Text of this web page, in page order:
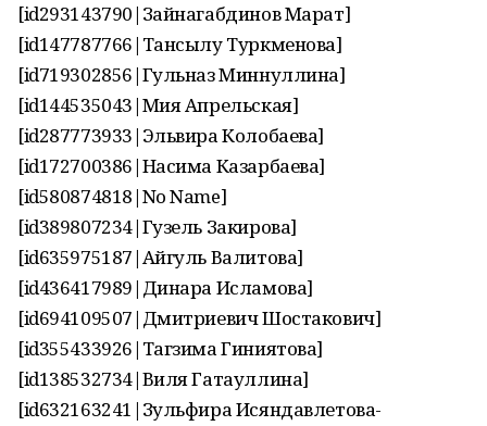
[id293143790|Зайнагабдинов Марат]
[id147787766|Тансылу Туркменова]
[id719302856|Гульназ Миннуллина]
[id144535043|Мия Апрельская]
[id287773933|Эльвира Колобаева]
[id172700386|Насима Казарбаева]
[id580874818|No Name]
[id389807234|Гузель Закирова]
[id635975187|Айгуль Валитова]
[id436417989|Динара Исламова]
[id694109507|Дмитриевич Шостакович]
[id355433926|Тагзима Гиниятова]
[id138532734|Виля Гатауллина]
[id632163241|Зульфира Исяндавлетова-